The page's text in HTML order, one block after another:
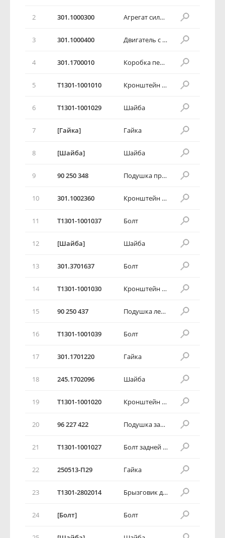
2 301.1000300 Агрегат силовой автомобильный
3 301.1000400 Двигатель с оборудованием в сборе
4 301.1700010 Коробка передач в сборе
5 T1301-1001010 Кронштейн правой подушки
6 T1301-1001029 Шайба
7 [Гайка] Гайка
8 [Шайба] Шайба
9 90 250 348 Подушка правая
10 301.1002360 Кронштейн правой опоры
11 T1301-1001037 Болт
12 [Шайба] Шайба
13 301.3701637 Болт
14 T1301-1001030 Кронштейн левой опоры
15 90 250 437 Подушка левая
16 T1301-1001039 Болт
17 301.1701220 Гайка
18 245.1702096 Шайба
19 T1301-1001020 Кронштейн задней опоры
20 96 227 422 Подушка задняя
21 T1301-1001027 Болт задней опоры
22 250513-П29 Гайка
23 T1301-2802014 Брызговик двигателя правый
24 [Болт] Болт